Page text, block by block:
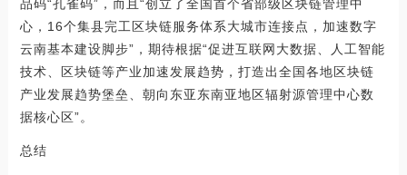
品码“孔雀码”，而且“创立了全国首个省部级区块链管理中
心，16个集县完工区块链服务体系大城市连接点，加速数字
云南基本建设脚步”，期待根据“促进互联网大数据、人工智能
技术、区块链等产业加速发展趋势，打造出全国各地区块链
产业发展趋势堡垒、朝向东亚东南亚地区辐射源管理中心数
据核心区”。
总结